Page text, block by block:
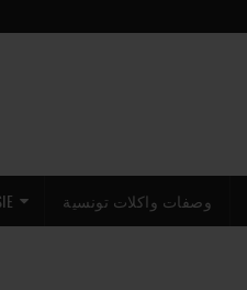
وصفات واكلات تونسية